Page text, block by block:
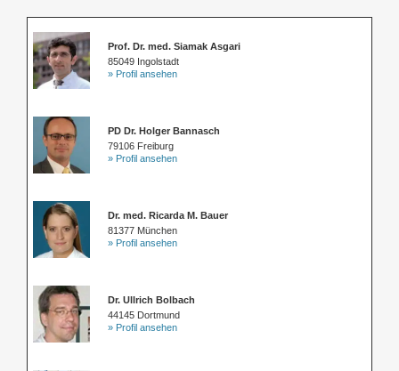
Prof. Dr. med. Siamak Asgari
85049 Ingolstadt
» Profil ansehen
PD Dr. Holger Bannasch
79106 Freiburg
» Profil ansehen
Dr. med. Ricarda M. Bauer
81377 München
» Profil ansehen
Dr. Ullrich Bolbach
44145 Dortmund
» Profil ansehen